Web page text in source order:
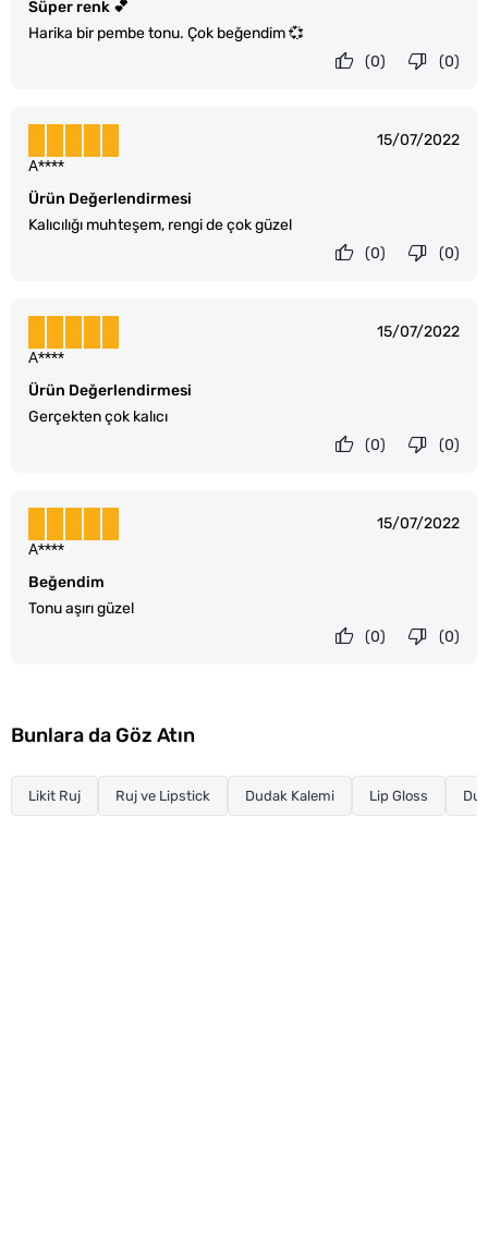
Süper renk 💕
Harika bir pembe tonu. Çok beğendim 💞
(0)
(0)
15/07/2022
Ürün Değerlendirmesi
Kalıcılığı muhteşem, rengi de çok güzel
A****
(0)
(0)
15/07/2022
Ürün Değerlendirmesi
Gerçekten çok kalıcı
A****
(0)
(0)
15/07/2022
Beğendim
Tonu aşırı güzel
A****
(0)
(0)
Bunlara da Göz Atın
Likit Ruj Ruj ve Lipstick Dudak Kalemi Lip Gloss